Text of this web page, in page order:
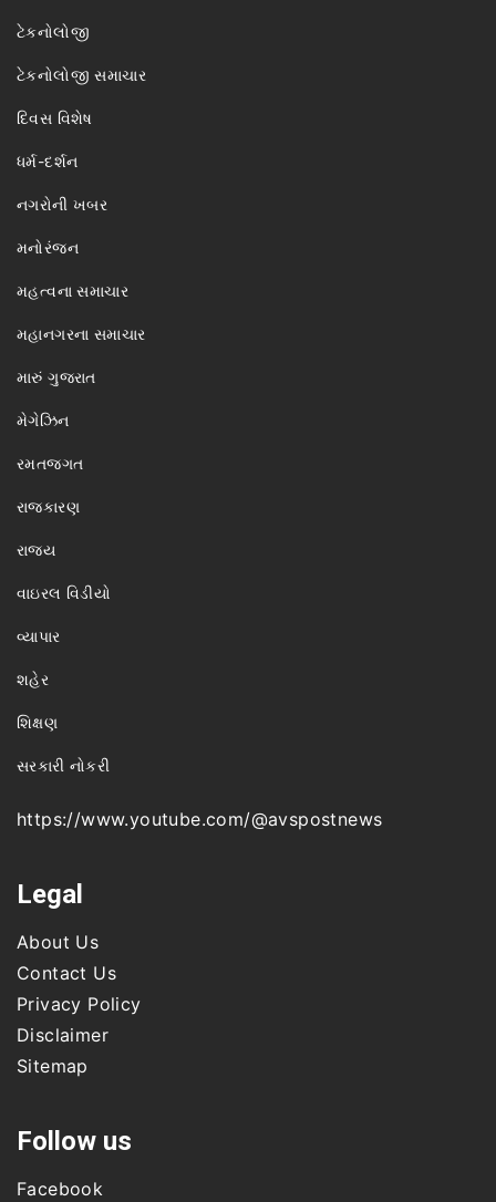
ટેકનોલોજી
ટેકનોલોજી સમાચાર
દિવસ વિશેષ
ધર્મ-દર્શન
નગરોની ખબર
મનોરંજન
મહત્વના સમાચાર
મહાનગરના સમાચાર
મારું ગુજરાત
મેગેઝિન
રમતજગત
રાજકારણ
રાજ્ય
વાઇરલ વિડીયો
વ્યાપાર
શહેર
શિક્ષણ
સરકારી નોકરી
https://www.youtube.com/@avspostnews
Legal
About Us
Contact Us
Privacy Policy
Disclaimer
Sitemap
Follow us
Facebook